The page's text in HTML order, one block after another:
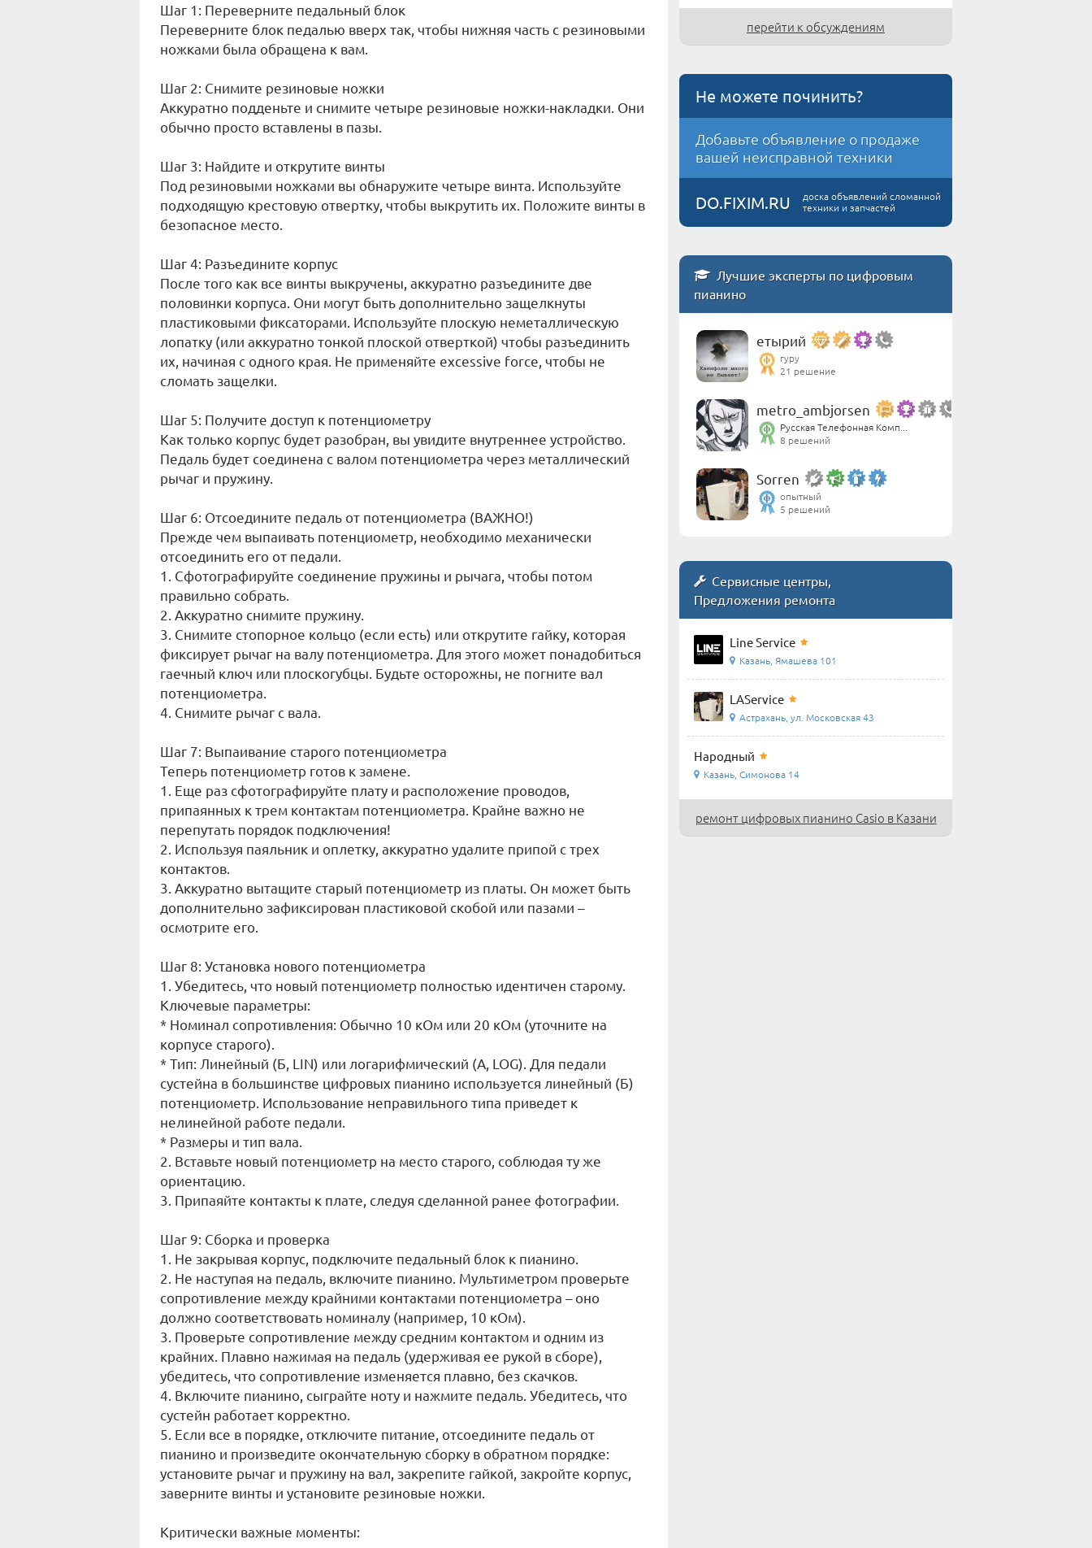
Шаг 1: Переверните педальный блок
Переверните блок педалью вверх так, чтобы нижняя часть с резиновыми
ножками была обращена к вам.
Шаг 2: Снимите резиновые ножки
Аккуратно подденьте и снимите четыре резиновые ножки-накладки. Они
обычно просто вставлены в пазы.
Шаг 3: Найдите и открутите винты
Под резиновыми ножками вы обнаружите четыре винта. Используйте
подходящую крестовую отвертку, чтобы выкрутить их. Положите винты в
безопасное место.
Шаг 4: Разъедините корпус
После того как все винты выкручены, аккуратно разъедините две
половинки корпуса. Они могут быть дополнительно защелкнуты
пластиковыми фиксаторами. Используйте плоскую неметаллическую
лопатку (или аккуратно тонкой плоской отверткой) чтобы разъединить
их, начиная с одного края. Не применяйте excessive force, чтобы не
сломать защелки.
Шаг 5: Получите доступ к потенциометру
Как только корпус будет разобран, вы увидите внутреннее устройство.
Педаль будет соединена с валом потенциометра через металлический
рычаг и пружину.
Шаг 6: Отсоедините педаль от потенциометра (ВАЖНО!)
Прежде чем выпаивать потенциометр, необходимо механически
отсоединить его от педали.
1. Сфотографируйте соединение пружины и рычага, чтобы потом
правильно собрать.
2. Аккуратно снимите пружину.
3. Снимите стопорное кольцо (если есть) или открутите гайку, которая
фиксирует рычаг на валу потенциометра. Для этого может понадобиться
гаечный ключ или плоскогубцы. Будьте осторожны, не погните вал
потенциометра.
4. Снимите рычаг с вала.
Шаг 7: Выпаивание старого потенциометра
Теперь потенциометр готов к замене.
1. Еще раз сфотографируйте плату и расположение проводов,
припаянных к трем контактам потенциометра. Крайне важно не
перепутать порядок подключения!
2. Используя паяльник и оплетку, аккуратно удалите припой с трех
контактов.
3. Аккуратно вытащите старый потенциометр из платы. Он может быть
дополнительно зафиксирован пластиковой скобой или пазами –
осмотрите его.
Шаг 8: Установка нового потенциометра
1. Убедитесь, что новый потенциометр полностью идентичен старому.
Ключевые параметры:
* Номинал сопротивления: Обычно 10 кОм или 20 кОм (уточните на
корпусе старого).
* Тип: Линейный (Б, LIN) или логарифмический (А, LOG). Для педали
сустейна в большинстве цифровых пианино используется линейный (Б)
потенциометр. Использование неправильного типа приведет к
нелинейной работе педали.
* Размеры и тип вала.
2. Вставьте новый потенциометр на место старого, соблюдая ту же
ориентацию.
3. Припаяйте контакты к плате, следуя сделанной ранее фотографии.
Шаг 9: Сборка и проверка
1. Не закрывая корпус, подключите педальный блок к пианино.
2. Не наступая на педаль, включите пианино. Мультиметром проверьте
сопротивление между крайними контактами потенциометра – оно
должно соответствовать номиналу (например, 10 кОм).
3. Проверьте сопротивление между средним контактом и одним из
крайних. Плавно нажимая на педаль (удерживая ее рукой в сборе),
убедитесь, что сопротивление изменяется плавно, без скачков.
4. Включите пианино, сыграйте ноту и нажмите педаль. Убедитесь, что
сустейн работает корректно.
5. Если все в порядке, отключите питание, отсоедините педаль от
пианино и произведите окончательную сборку в обратном порядке:
установите рычаг и пружину на вал, закрепите гайкой, закройте корпус,
заверните винты и установите резиновые ножки.
Критически важные моменты:
перейти к обсуждениям
Не можете починить?
Добавьте объявление о продаже
вашей неисправной техники
DO.FIXIM.RU
доска объявлений сломанной
техники и запчастей
Лучшие эксперты по цифровым
пианино
етырий
гуру
21 решение
metro_ambjorsen
Русская Телефонная Комп...
8 решений
Sorren
опытный
5 решений
Сервисные центры,
Предложения ремонта
Line Service
Казань, Ямашева 101
LAService
Астрахань, ул. Московская 43
Народный
Казань, Симонова 14
ремонт цифровых пианино Casio в Казани